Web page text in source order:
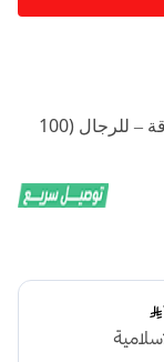
نيفيا ديب كومفورت - لوشن ملطف بعد الحلاقة – للرجال (100